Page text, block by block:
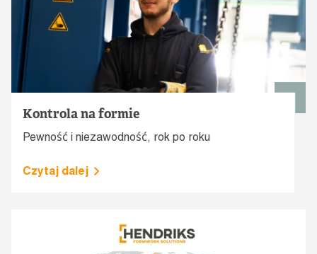
Kontrola na formie
Pewność i niezawodność, rok po roku
Czytaj dalej